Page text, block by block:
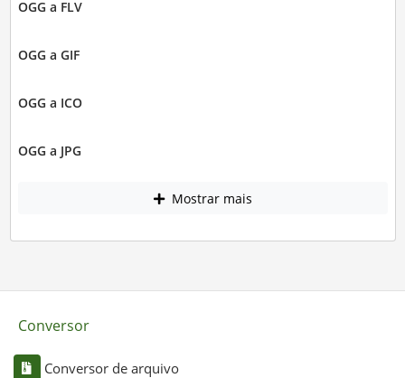
OGG a FLV
OGG a GIF
OGG a ICO
OGG a JPG
Mostrar mais
Conversor
Conversor de arquivo